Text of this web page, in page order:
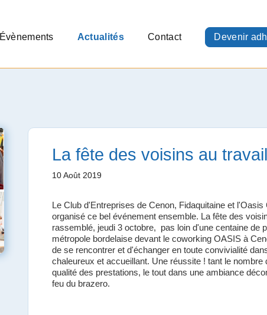
Évènements Actualités Contact Devenir
La fête des voisins au
10 Août 2019
Le Club d'Entreprises de Cenon, Fidaquitaine et l'Oasis
organisé ce bel événement ensemble. La fête des
rassemblé, jeudi 3 octobre, pas loin d'une centaine de
métropole bordelaise devant le coworking OASIS à
de se rencontrer et d'échanger en toute convivialité
chaleureux et accueillant. Une réussite ! tant le nombre
qualité des prestations, le tout dans une ambiance
feu du brazero.